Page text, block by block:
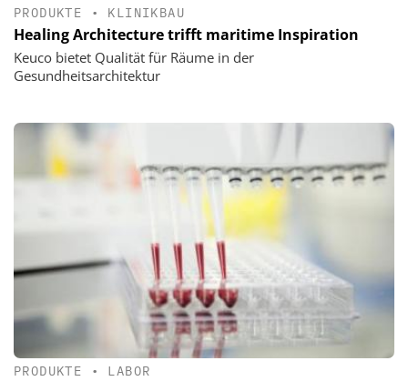
PRODUKTE • KLINIKBAU
Healing Architecture trifft maritime Inspiration
Keuco bietet Qualität für Räume in der
Gesundheitsarchitektur
PRODUKTE • LABOR